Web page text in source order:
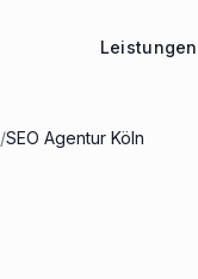
Leistungen
/SEO Agentur Köln